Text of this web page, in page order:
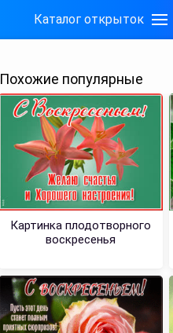
Каталог открыток
Похожие популярные
Картинка плодотворного
воскресенья